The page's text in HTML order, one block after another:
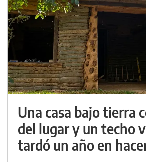
Una casa bajo tierra
del lugar y un techo
tardó un año en